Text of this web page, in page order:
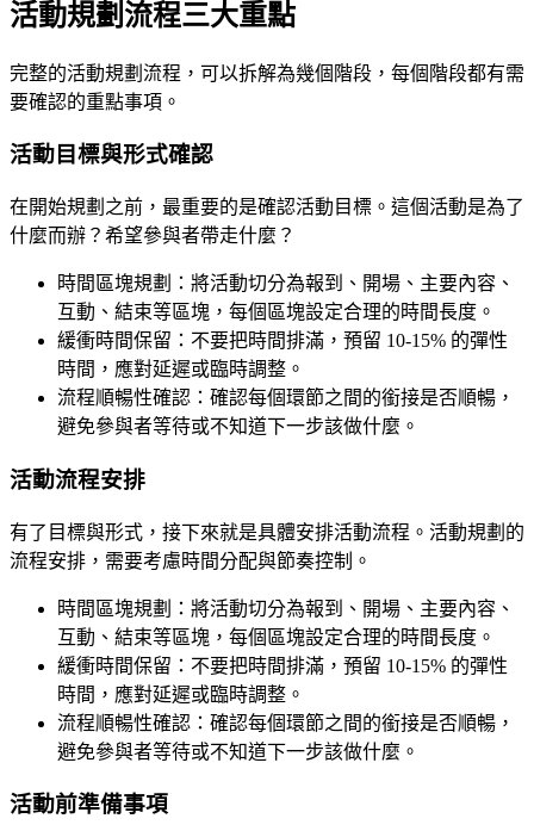
活動規劃流程三大重點
完整的活動規劃流程，可以拆解為幾個階段，每個階段都有需
要確認的重點事項。
活動目標與形式確認
在開始規劃之前，最重要的是確認活動目標。這個活動是為了
什麼而辦？希望參與者帶走什麼？
時間區塊規劃：將活動切分為報到、開場、主要內容、
互動、結束等區塊，每個區塊設定合理的時間長度。
緩衝時間保留：不要把時間排滿，預留 10-15% 的彈性
時間，應對延遲或臨時調整。
流程順暢性確認：確認每個環節之間的銜接是否順暢，
避免參與者等待或不知道下一步該做什麼。
活動流程安排
有了目標與形式，接下來就是具體安排活動流程。活動規劃的
流程安排，需要考慮時間分配與節奏控制。
時間區塊規劃：將活動切分為報到、開場、主要內容、
互動、結束等區塊，每個區塊設定合理的時間長度。
緩衝時間保留：不要把時間排滿，預留 10-15% 的彈性
時間，應對延遲或臨時調整。
流程順暢性確認：確認每個環節之間的銜接是否順暢，
避免參與者等待或不知道下一步該做什麼。
活動前準備事項